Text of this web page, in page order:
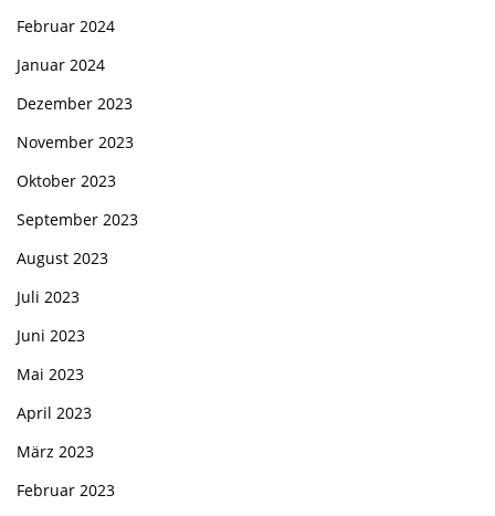
Februar 2024
Januar 2024
Dezember 2023
November 2023
Oktober 2023
September 2023
August 2023
Juli 2023
Juni 2023
Mai 2023
April 2023
März 2023
Februar 2023